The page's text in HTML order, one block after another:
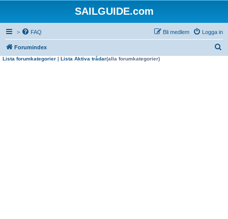
SAILGUIDE.com
> FAQ Logga in
Bli medlem
Forumindex
Lista forumkategorier | Lista Aktiva trådar(alla forumkategorier)